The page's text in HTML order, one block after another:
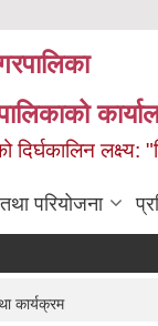
दिर्घकालिन लक्ष्य:
परियोजना
कार्यक्रम